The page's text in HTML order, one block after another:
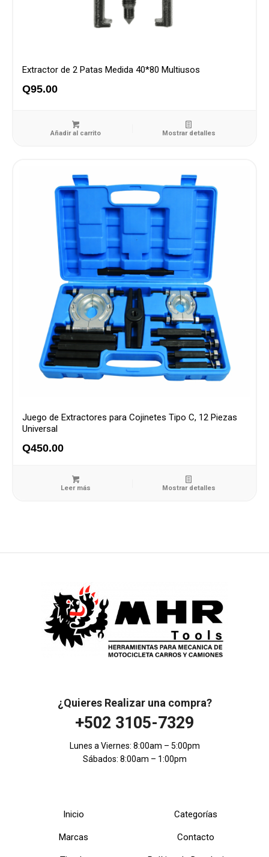
Extractor de 2 Patas Medida 40*80 Multiusos
Q95.00
Añadir al carrito Mostrar detalles
Juego de Extractores para Cojinetes Tipo C, 12 Piezas
Universal
Q450.00
Leer más Mostrar detalles
¿Quieres Realizar una compra?
+502 3105-7329
Lunes a Viernes: 8:00am – 5:00pm
Sábados: 8:00am – 1:00pm
Inicio Categorías
Marcas Contacto